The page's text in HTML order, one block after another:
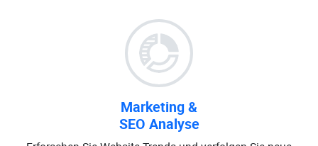
Marketing &
SEO Analyse